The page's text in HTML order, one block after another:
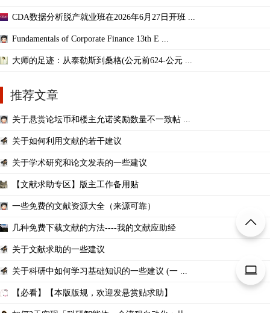
CDA数据分析脱产就业班在2026年6月27日开班 ...
Fundamentals of Corporate Finance 13th E ...
大师的足迹：从泰勒斯到桑格(公元前624-公元 ...
推荐文章
关于悬赏论坛币和楼主允诺奖励数量不一致帖 ...
关于如何利用文献的若干建议
关于学术研究和论文发表的一些建议
【文献求助专区】版主工作备用贴
一些免费的文献资源大全（来源可靠）
几种免费下载文献的方法----我的文献应助经
关于文献求助的一些建议
关于科研中如何学习基础知识的一些建议 (一 ...
【必看】【本版版规，欢迎发悬赏贴求助】